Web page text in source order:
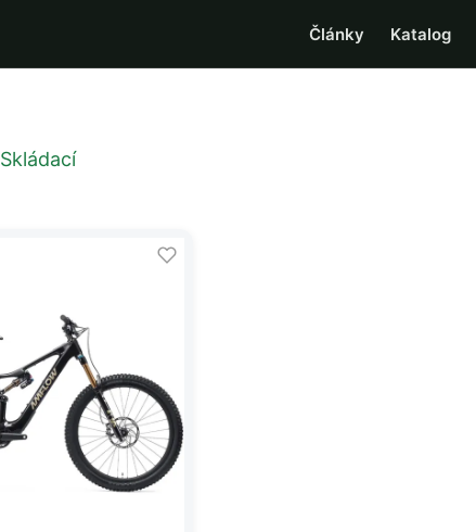
Články Katalog
Skládací